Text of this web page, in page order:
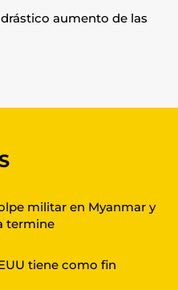
aumento de las
militar en Myanmar y
termine
tiene como fin